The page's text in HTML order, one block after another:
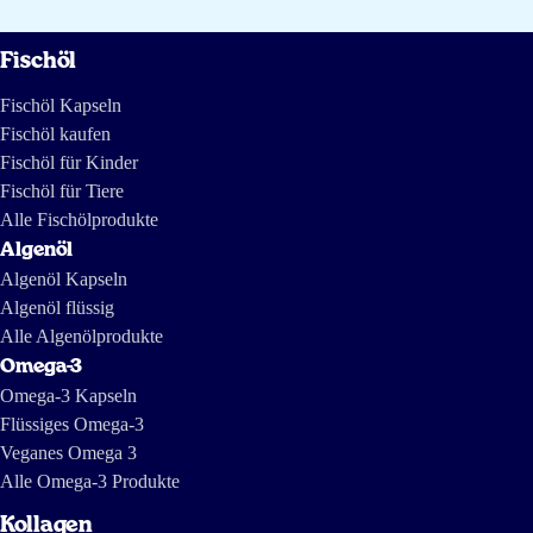
Nicht unwichtig, wenn man bedenkt, dass ein erhöhter
Triglyceridspiegel eine Ursache für Arterienverkalkung sein kann.
Dabei muss gesagt werden, dass die Obergrenze „zu viel
Algenöl" auch existiert; die liegt bei 5 Gramm Einnahme beider
Stoffe.
Außerdem ist Algenöl auch gut für die Sehkraft und die
Gehirnfunktion bei einer täglichen Einnahme von 250 mg DHA.
Derzeit erforschen Universitäten die vielen anderen Vorteile von
Algenölprodukten. Aufgrund der europäischen Gesetzgebung
dürfen wir dies noch nicht auf einer Website veröffentlichen.
Ein gutes Algenöl hat keine Nachteile, nur Vorteile. Das ist das
Besondere an diesem Naturprodukt.
Algenöl kaufen
Wenn du Algenöl kaufen oder bestellen möchtest, kannst du auf
Fischöl
Fischöl Kapseln
Fischöl kaufen
Fischöl für Kinder
Fischöl für Tiere
Alle Fischölprodukte
Algenöl
Algenöl Kapseln
Algenöl flüssig
Alle Algenölprodukte
Omega-3
Omega-3 Kapseln
Flüssiges Omega-3
Veganes Omega 3
Alle Omega-3 Produkte
Kollagen